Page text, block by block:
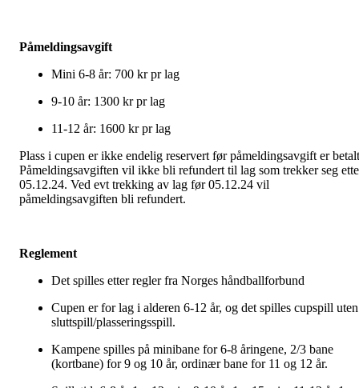
Påmeldingsavgift
Mini 6-8 år: 700 kr pr lag
9-10 år: 1300 kr pr lag
11-12 år: 1600 kr pr lag
Plass i cupen er ikke endelig reservert før påmeldingsavgift er
Påmeldingsavgiften vil ikke bli refundert til lag som trekker seg
05.12.24. Ved evt trekking av lag før 05.12.24 vil
påmeldingsavgiften bli refundert.
Reglement
Det spilles etter regler fra Norges håndballforbund
Cupen er for lag i alderen 6-12 år, og det spilles cupspill uten
sluttspill/plasseringsspill.
Kampene spilles på minibane for 6-8 åringene, 2/3 bane
(kortbane) for 9 og 10 år, ordinær bane for 11 og 12 år.